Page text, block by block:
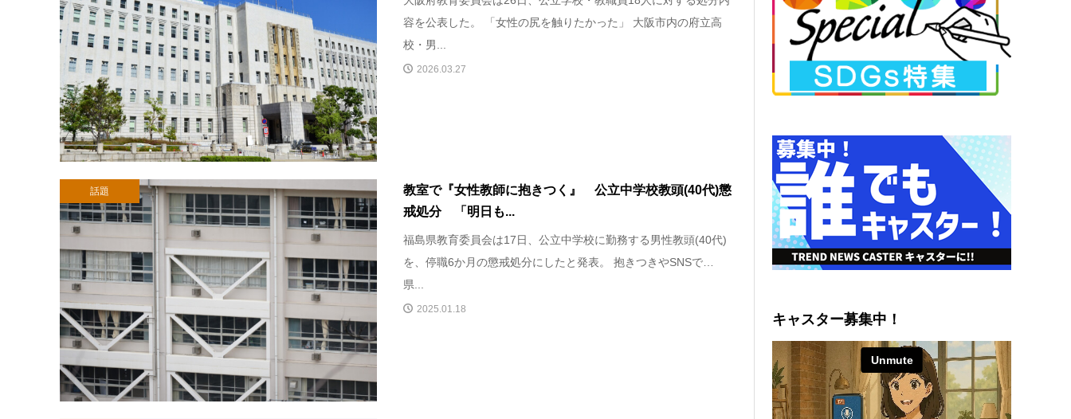
容を公表した。 「女性の尻を触りたかった」 大阪市内の府立高
校・男...
2026.03.27
話題
教室で『女性教師に抱きつく』 公立中学校教頭(40代)懲
戒処分 「明日も...
福島県教育委員会は17日、公立中学校に勤務する男性教頭(40代)
を、停職6か月の懲戒処分にしたと発表。 抱きつきやSNSで…
県...
2025.01.18
キャスター募集中！